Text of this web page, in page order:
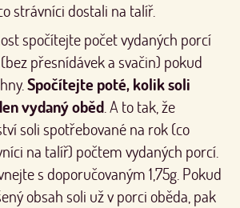
strávníci dostali na talíř.
spočítejte počet vydaných porcí
přesnídávek a svačin) pokud
Spočítejte poté, kolik soli
vydaný oběd. A to tak, že
soli spotřebované na rok (co
na talíř) počtem vydaných porcí.
s doporučovaným 1,75g. Pokud
obsah soli už v porci oběda, pak